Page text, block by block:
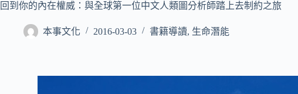
回到你的內在權威：與全球第一位中文人類圖分析師踏上去制約之旅
本事文化 2016-03-03 書籍導讀, 生命潛能